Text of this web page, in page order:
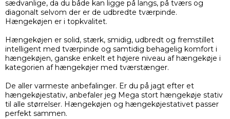
sædvanlige, da du både kan ligge på langs, på tværs og
diagonalt selvom der er de udbredte tværpinde.
Hængekøjen er i topkvalitet.
Hængekøjen er solid, stærk, smidig, udbredt og fremstillet
intelligent med tværpinde og samtidig behagelig komfort i
hængekøjen, ganske enkelt et højere niveau af hængekøje i
kategorien af hængekøjer med tværstænger.
De aller varmeste anbefalinger. Er du på jagt efter et
hængekøjestativ, anbefaler jeg Mega stort hængekøje stativ
til alle størrelser. Hængekøjen og hængekøjestativet passer
perfekt sammen.